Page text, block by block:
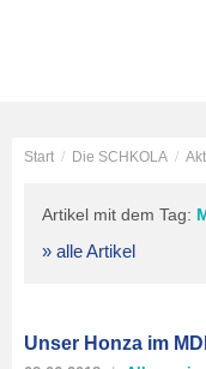
Start / Die SCHKOLA /
Artikel mit dem Tag:
» alle Artikel
Unser Honza im